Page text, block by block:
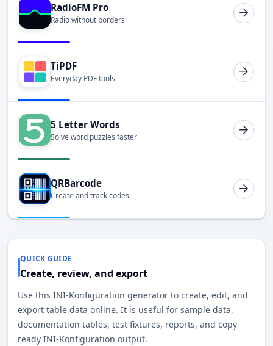
RadioFM Pro
Radio without borders
TiPDF
Everyday PDF tools
5 Letter Words
Solve word puzzles faster
QRBarcode
Create and track codes
QUICK GUIDE
Create, review, and export
Use this INI-Konfiguration generator to create, edit, and
export table data online. It is useful for sample data,
documentation tables, test fixtures, reports, and copy-
ready INI-Konfiguration output.